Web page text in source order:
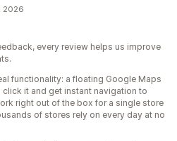
2026
every review helps us improve
functionality: a floating Google Maps
it and get instant navigation to
right out of the box for a single store
of stores rely on every day at no